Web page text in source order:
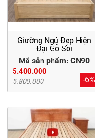
Giường Ngủ Đẹp Hiện
Đại Gỗ Sồi
Mã sản phẩm: GN90
5.400.000
5.800.000 -6%